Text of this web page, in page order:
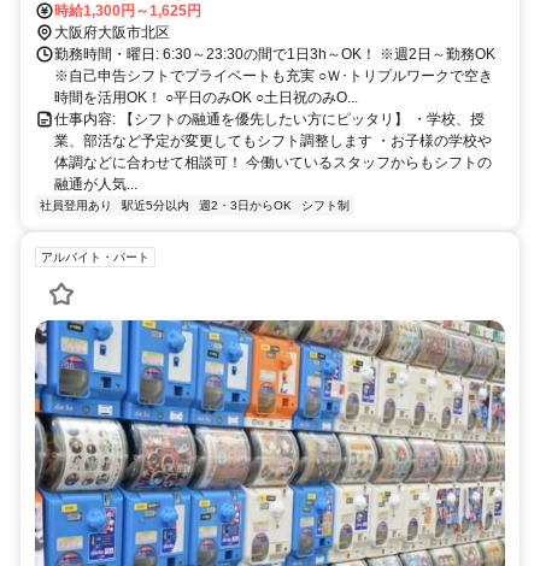
線・京阪本線「淀屋橋」駅 徒歩4分 JR東西線「北新地」駅 徒歩5分
時給1,300円～1,625円
大阪府大阪市北区
勤務時間・曜日: 6:30～23:30の間で1日3h～OK！ ※週2日～勤務OK
※自己申告シフトでプライベートも充実 ○Ｗ･トリプルワークで空き
時間を活用OK！ ○平日のみOK ○土日祝のみO...
仕事内容: 【シフトの融通を優先したい方にピッタリ】 ・学校、授
業、部活など予定が変更してもシフト調整します ・お子様の学校や
体調などに合わせて相談可！ 今働いているスタッフからもシフトの
融通が人気...
社員登用あり 駅近5分以内 週2・3日からOK シフト制
アルバイト・パート